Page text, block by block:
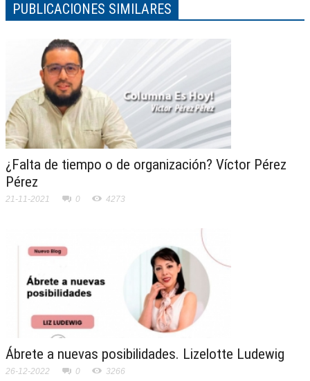
PUBLICACIONES SIMILARES
¿Falta de tiempo o de organización? Víctor Pérez
Pérez
21-11-2021 0 4273
Ábrete a nuevas posibilidades. Lizelotte Ludewig
26-12-2022 0 3266